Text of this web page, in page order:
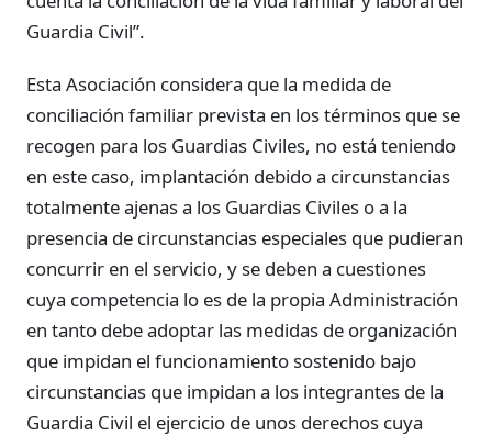
Guardia Civil”.
Esta Asociación considera que la medida de
conciliación familiar prevista en los términos que se
recogen para los Guardias Civiles, no está teniendo
en este caso, implantación debido a circunstancias
totalmente ajenas a los Guardias Civiles o a la
presencia de circunstancias especiales que pudieran
concurrir en el servicio, y se deben a cuestiones
cuya competencia lo es de la propia Administración
en tanto debe adoptar las medidas de organización
que impidan el funcionamiento sostenido bajo
circunstancias que impidan a los integrantes de la
Guardia Civil el ejercicio de unos derechos cuya